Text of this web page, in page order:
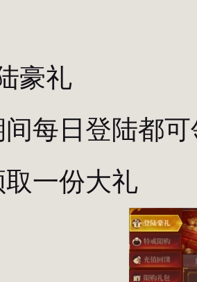
豪礼
每日登陆都
一份大礼